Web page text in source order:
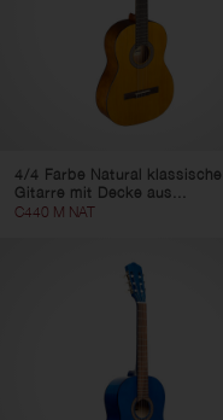
4/4 Farbe Natural klassische
Gitarre mit Decke aus...
C440 M NAT